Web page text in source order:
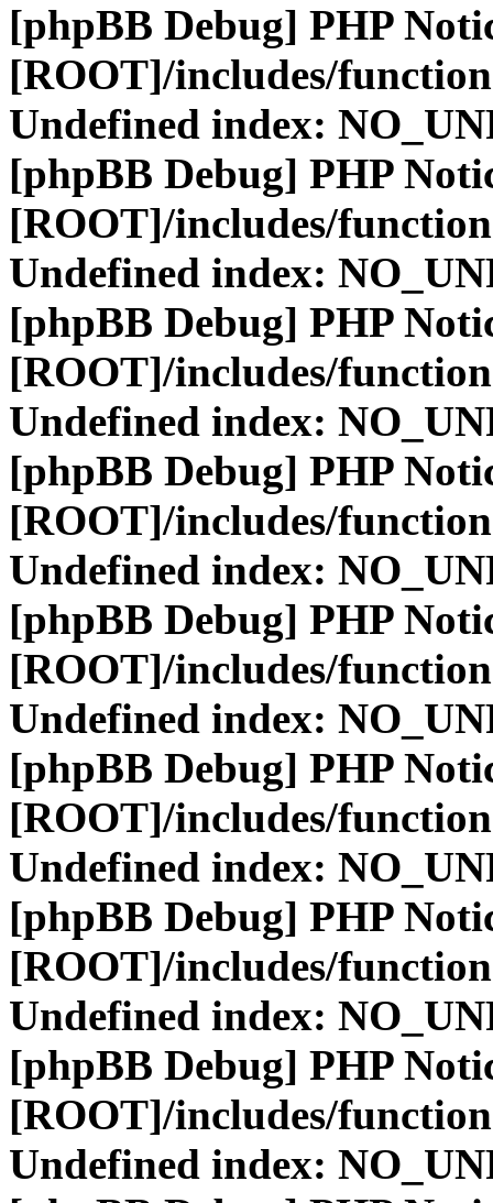
[phpBB Debug] PHP
[ROOT]/includes/
Undefined index:
[phpBB Debug] PHP
[ROOT]/includes/
Undefined index:
[phpBB Debug] PHP
[ROOT]/includes/
Undefined index:
[phpBB Debug] PHP
[ROOT]/includes/
Undefined index:
[phpBB Debug] PHP
[ROOT]/includes/
Undefined index:
[phpBB Debug] PHP
[ROOT]/includes/
Undefined index:
[phpBB Debug] PHP
[ROOT]/includes/
Undefined index:
[phpBB Debug] PHP
[ROOT]/includes/
Undefined index: